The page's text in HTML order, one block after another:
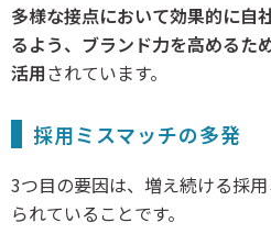
多様な接点において効果的に自
るよう、ブランド力を高めるた
活用されています。
採用ミスマッチの多発
3つ目の要因は、増え続ける採
られていることです。